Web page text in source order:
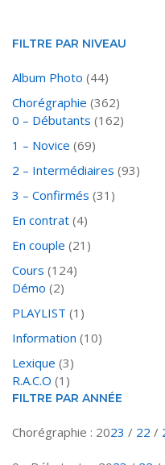
FILTRE PAR NIVEAU
Album Photo (44)
Chorégraphie (362)
0 – Débutants (162)
1 – Novice (69)
2 – Intermédiaires (93)
3 – Confirmés (31)
En contrat (4)
En couple (21)
Cours (124)
Démo (2)
PLAYLIST (1)
Information (10)
Lexique (3)
R.A.C.O (1)
FILTRE PAR ANNÉE
Chorégraphie : 2023 / 22 /